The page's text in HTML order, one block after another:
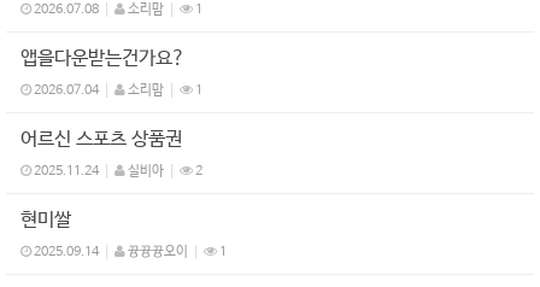
2026.07.08 소리맘 1
앱을다운받는건가요?
2026.07.04 소리맘 1
어르신 스포츠 상품권
2025.11.24 실비아 2
현미쌀
2025.09.14 뀽뀽뀽오이 1